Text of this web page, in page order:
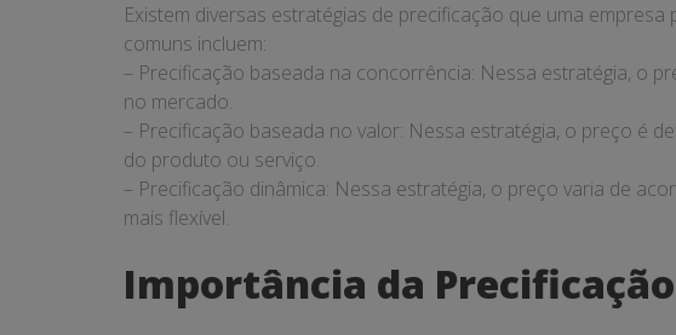
Existem diversas estratégias de precificação que uma
comuns incluem:
– Precificação baseada na concorrência: Nessa estratégia, o
no mercado.
– Precificação baseada no valor: Nessa estratégia, o preço é
do produto ou serviço.
– Precificação dinâmica: Nessa estratégia, o preço varia de
mais flexível.
Importância da